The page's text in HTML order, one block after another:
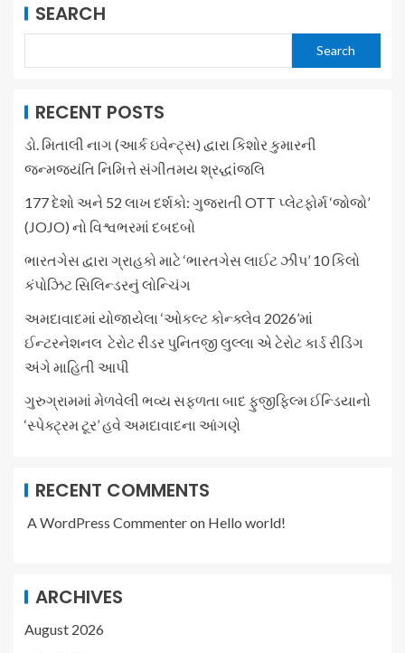
SEARCH
Search
RECENT POSTS
ડો. મિતાલી નાગ (આર્ક ઇવેન્ટ્સ) દ્વારા કિશોર કુમારની
જન્મજયંતિ નિમિત્તે સંગીતમય શ્રદ્ધાંજલિ
177 દેશો અને 52 લાખ દર્શકો: ગુજરાતી OTT પ્લેટફોર્મ ‘જોજો’
(JOJO) નો વિશ્વભરમાં દબદબો
ભારતગેસ દ્વારા ગ્રાહકો માટે ‘ભારતગેસ લાઈટ ઝીપ’ 10 કિલો
કંપોઝિટ સિલિન્ડરનું લોન્ચિંગ
અમદાવાદમાં યોજાયેલા ‘ઓકલ્ટ કોન્ક્લેવ 2026’માં
ઈન્ટરનેશનલ ટેરોટ રીડર પુનિતજી લુલ્લા એ ટેરોટ કાર્ડ રીડિંગ
અંગે માહિતી આપી
ગુરુગ્રામમાં મેળવેલી ભવ્ય સફળતા બાદ ફુજીફિલ્મ ઈન્ડિયાનો
‘સ્પેક્ટ્રમ ટૂર’ હવે અમદાવાદના આંગણે
RECENT COMMENTS
A WordPress Commenteron Hello world!
ARCHIVES
August 2026